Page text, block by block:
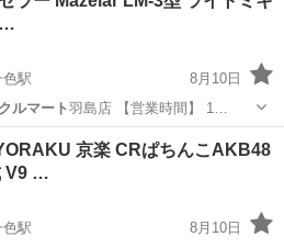
駅
8月10日
ルマート 羽島店 【営業時間】 1…
京楽 CRぱちんこAKB48
V9 …
駅
8月10日